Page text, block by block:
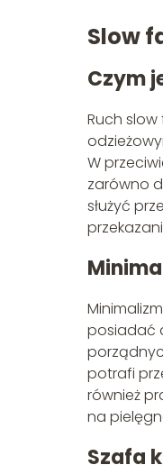
Slow
Czym
Ruch
W
zarówno
służyć
posiadać
potrafi
również
na
Szafa